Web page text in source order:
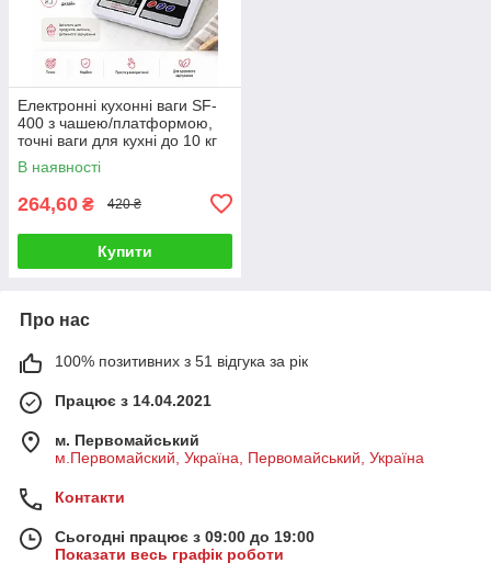
Електронні кухонні ваги SF-
400 з чашею/платформою,
точні ваги для кухні до 10 кг
В наявності
264,60 ₴ 420 ₴
Купити
Про нас
100% позитивних з 51 відгука за рік
Працює з 14.04.2021
м. Первомайський
м.Первомайский, Україна, Первомайський, Україна
Контакти
Сьогодні працює з 09:00 до 19:00
Показати весь графік роботи